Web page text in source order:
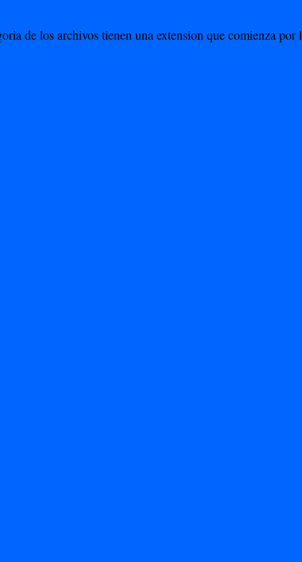
de los archivos tienen una extension que comienza por l